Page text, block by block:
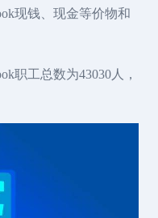
现钱、现金等价物和
职工总数为43030人，